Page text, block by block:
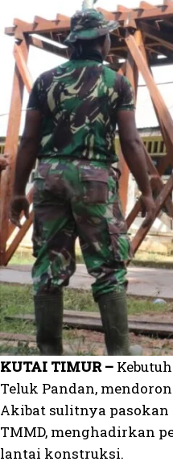
KUTAI TIMUR –
Teluk Pandan,
Akibat sulitnya
TMMD, menghadirkan
lantai konstruksi.